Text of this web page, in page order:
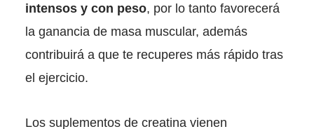
intensos y con peso, por lo tanto favorecerá
la ganancia de masa muscular, además
contribuirá a que te recuperes más rápido tras
el ejercicio.
Los suplementos de creatina vienen